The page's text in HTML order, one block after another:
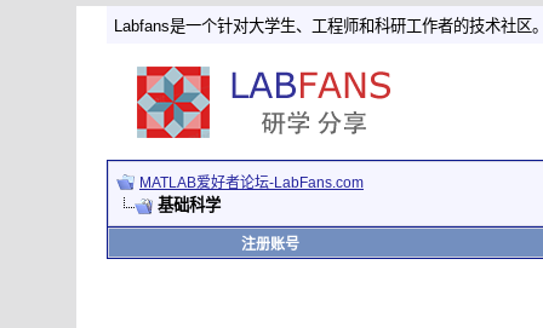
Labfans是一个针对大学生、工程师和科研工作者的技术社区
MATLAB爱好者论坛-LabFans.com
基础科学
注册账号